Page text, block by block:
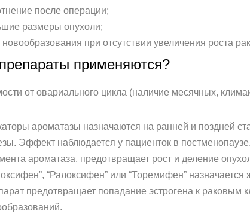
после операции;
размеры опухоли;
новообразования при отсутствии увеличения роста
применяются?
от овариального цикла (наличие месячных,
ароматазы назначаются на ранней и поздней
Эффект наблюдается у пациенток в
ароматаза, предотвращает рост и деление
“Ралоксифен” или “Торемифен”
предотвращает попадание эстрогена к раковым